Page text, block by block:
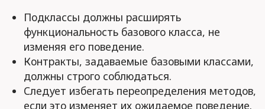
Подклассы должны расширять
функциональность базового класса, не
изменяя его поведение.
Контракты, задаваемые базовыми классами,
должны строго соблюдаться.
Следует избегать переопределения методов,
если это изменяет их ожидаемое поведение.